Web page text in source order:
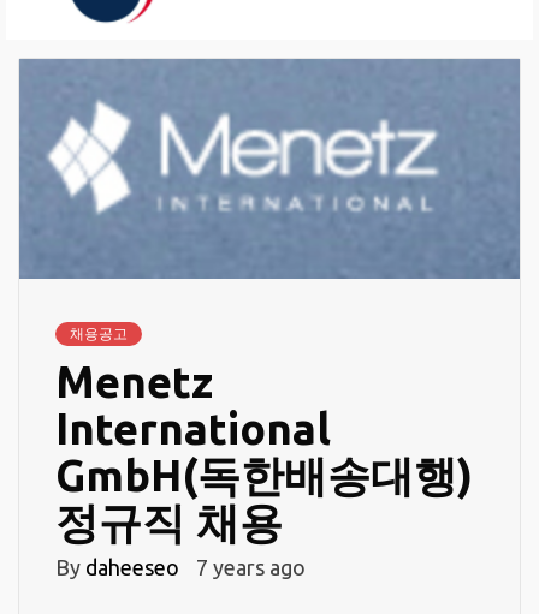
채용공고
Menetz
International
GmbH(독한배송대행)
정규직 채용
By daheeseo 7 years ago